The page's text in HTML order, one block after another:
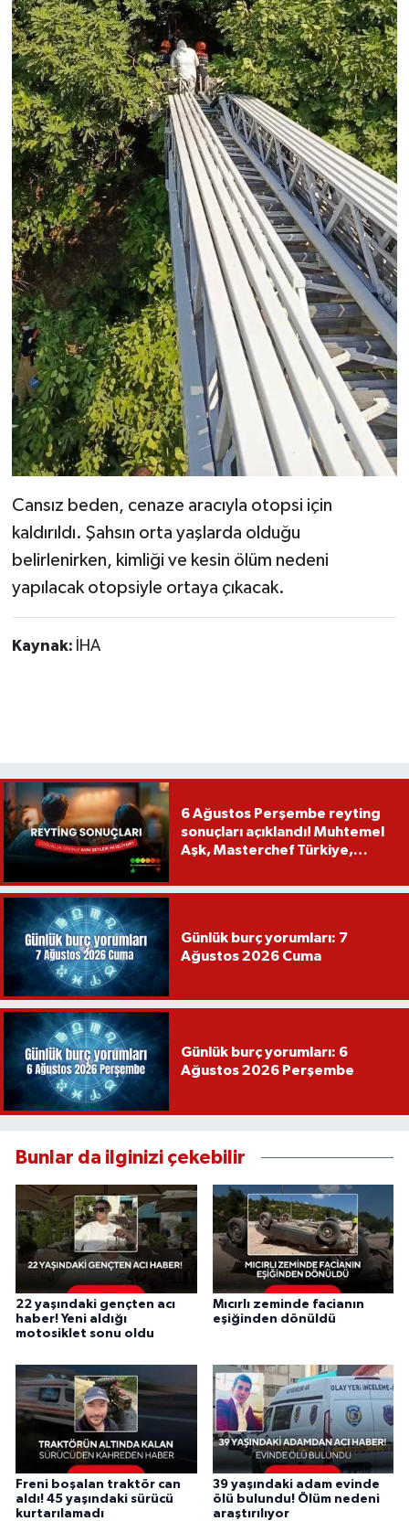
Cansız beden, cenaze aracıyla otopsi için
kaldırıldı. Şahsın orta yaşlarda olduğu
belirlenirken, kimliği ve kesin ölüm nedeni
yapılacak otopsiyle ortaya çıkacak.
Kaynak: İHA
6 Ağustos Perşembe reyting
sonuçları açıklandı! Muhtemel
Aşk, Masterchef Türkiye,
Günlük burç yorumları: 7
Ağustos 2026 Cuma
Günlük burç yorumları: 6
Ağustos 2026 Perşembe
Bunlar da ilginizi çekebilir
22 yaşındaki gençten acı
haber! Yeni aldığı
motosiklet sonu oldu
Mıcırlı zeminde facianın
eşiğinden dönüldü
Freni boşalan traktör can
aldı! 45 yaşındaki sürücü
kurtarılamadı
39 yaşındaki adam evinde
ölü bulundu! Ölüm nedeni
araştırılıyor